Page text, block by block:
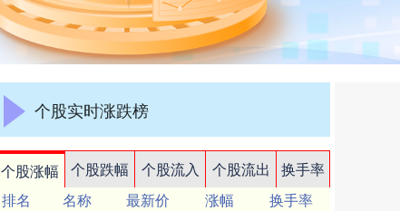
个股实时涨跌榜
个股涨幅 个股跌幅 个股流入 个股流出
换手率
排名
名称 最新价 涨幅
换手率